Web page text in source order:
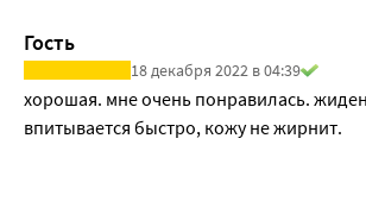
Гость
18 декабря 2022 в 04:39
хорошая. мне очень понравилась.
впитывается быстро, кожу не жирнит.